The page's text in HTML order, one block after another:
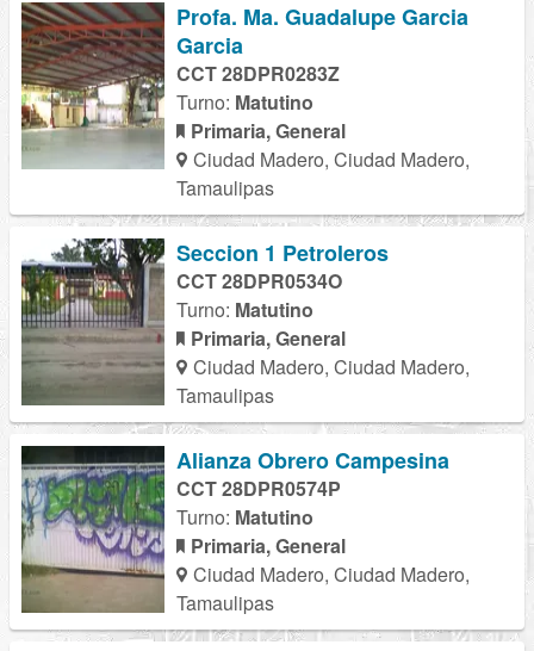
Profa. Ma. Guadalupe Garcia
Garcia
CCT 28DPR0283Z
Turno: Matutino
Primaria, General
Ciudad Madero, Ciudad Madero,
Tamaulipas
Seccion 1 Petroleros
CCT 28DPR0534O
Turno: Matutino
Primaria, General
Ciudad Madero, Ciudad Madero,
Tamaulipas
Alianza Obrero Campesina
CCT 28DPR0574P
Turno: Matutino
Primaria, General
Ciudad Madero, Ciudad Madero,
Tamaulipas